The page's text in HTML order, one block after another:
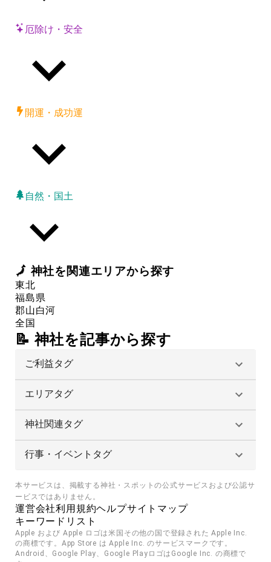
厄除け・安全
開運・成功運
自然・国土
🗾神社を関連エリアから探す
東北
福島県
郡山白河
全国
📝 神社を記事から探す
ご利益タグ
エリアタグ
神社関連タグ
行事・イベントタグ
本サービスは、掲載する神社・スポットの公式サービスおよび公認サ
ービスではありません。
運営会社利用規約ヘルプサイトマップ
キーワードリスト
Apple および Apple ロゴは米国その他の国で登録された Apple Inc.
の商標です。App Store は Apple Inc. のサービスマークです。
Android、Google Play、Google PlayロゴはGoogle Inc. の商標で